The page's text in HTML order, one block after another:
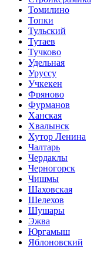
Томилино
Топки
Тульский
Тутаев
Тучково
Удельная
Уруссу
Учкекен
Фряново
Фурманов
Ханская
Хвалынск
Хутор Ленина
Чалтарь
Чердаклы
Черногорск
Чишмы
Шаховская
Шелехов
Шушары
Эжва
Юргамыш
Яблоновский